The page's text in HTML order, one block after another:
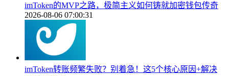
imToken的MVP之路，极简主义如何铸就加密钱包传奇
2026-08-06 07:00:31
imToken转账频繁失败？别着急！这5个核心原因+解决